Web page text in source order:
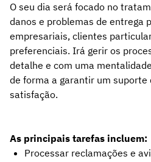
O seu dia será focado no
danos e problemas de entrega
empresariais, clientes
preferenciais. Irá gerir os
detalhe e com uma
de forma a garantir um suporte
satisfação.
As principais tarefas incluem:
Processar reclamações e